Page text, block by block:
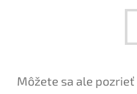
Môžete sa ale